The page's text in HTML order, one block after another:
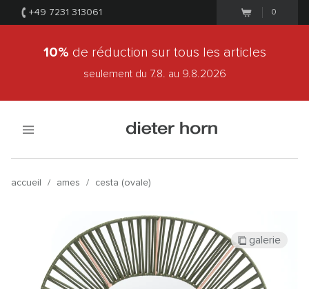
+49 7231 313061 0
10% de réduction sur tous les articles
seulement du 7.8. au 9.8.2026
accueil / ames / cesta (ovale)
galerie